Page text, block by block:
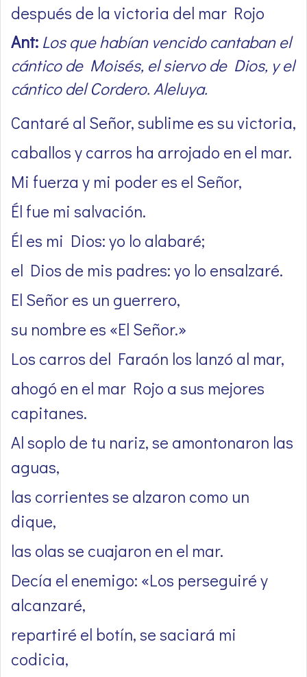
después de la victoria del mar Rojo
Ant: Los que habían vencido cantaban el
cántico de Moisés, el siervo de Dios, y el
cántico del Cordero. Aleluya.
Cantaré al Señor, sublime es su victoria,
caballos y carros ha arrojado en el mar.
Mi fuerza y mi poder es el Señor,
Él fue mi salvación.
Él es mi Dios: yo lo alabaré;
el Dios de mis padres: yo lo ensalzaré.
El Señor es un guerrero,
su nombre es «El Señor.»
Los carros del Faraón los lanzó al mar,
ahogó en el mar Rojo a sus mejores
capitanes.
Al soplo de tu nariz, se amontonaron las
aguas,
las corrientes se alzaron como un
dique,
las olas se cuajaron en el mar.
Decía el enemigo: «Los perseguiré y
alcanzaré,
repartiré el botín, se saciará mi
codicia,